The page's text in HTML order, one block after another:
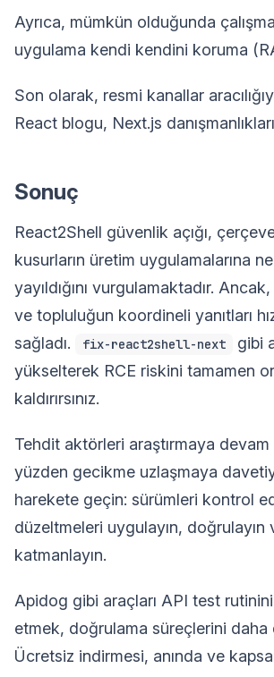
Ayrıca, mümkün olduğunda
uygulama kendi kendini koruma
Son olarak, resmi kanallar
React blogu, Next.js
Sonuç
React2Shell güvenlik açığı,
kusurların üretim uygulamalarına ne
yayıldığını vurgulamaktadır.
ve topluluğun koordineli yanıtları
sağladı.
fix-react2shell-next
gibi
yükselterek RCE riskini tamamen
kaldırırsınız.
Tehdit aktörleri araştırmaya
yüzden gecikme uzlaşmaya
harekete geçin: sürümleri kontrol
düzeltmeleri uygulayın, doğrulayın
katmanlayın.
Apidog gibi araçları API test
etmek, doğrulama süreçlerini daha
Ücretsiz indirmesi, anında ve